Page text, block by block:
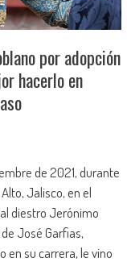
por adopción
hacerlo en
de 2021, durante
Jalisco, en el
diestro Jerónimo
José Garfias,
en su carrera, le vino